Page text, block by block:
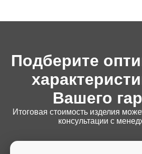
Подберите
Вашего
Итоговая стоимость изделия
консультации с